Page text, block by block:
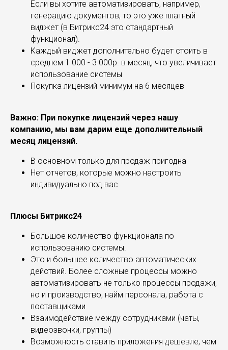
Если вы хотите автоматизировать, например,
генерацию документов, то это уже платный
виджет (в Битрикс24 это стандартный
функционал).
Каждый виджет дополнительно будет стоить в
среднем 1 000 - 3 000р. в месяц, что увеличивает
использование системы
Покупка лицензий минимум на 6 месяцев
Важно: При покупке лицензий через нашу
компанию, мы вам дарим еще дополнительный
месяц лицензий.
В основном только для продаж пригодна
Нет отчетов, которые можно настроить
индивидуально под вас
Плюсы Битрикс24
Большое количество функционала по
использованию системы.
Это и большее количество автоматических
действий. Более сложные процессы можно
автоматизировать не только процессы продажи,
но и производство, найм персонала, работа с
поставщиками
Взаимодействие между сотрудниками (чаты,
видеозвонки, группы)
Возможность ставить приложения дешевле, чем